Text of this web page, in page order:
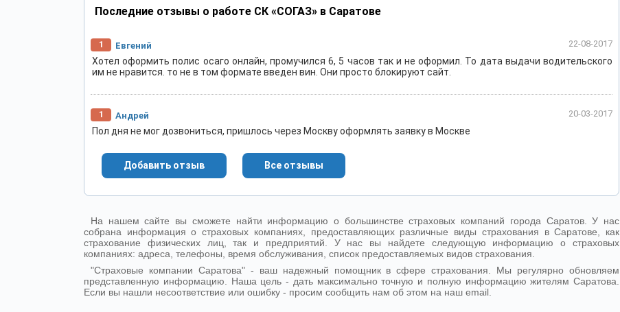
Последние отзывы о работе СК «СОГАЗ» в Саратове
1 Евгений 22-08-2017
Хотел оформить полис осаго онлайн, промучился 6, 5 часов так и не оформил. То дата выдачи водительского
им не нравится. то не в том формате введен вин. Они просто блокируют сайт.
1 Андрей 20-03-2017
Пол дня не мог дозвониться, пришлось через Москву оформлять заявку в Москве
Добавить отзыв Все отзывы
На нашем сайте вы сможете найти информацию о большинстве страховых компаний города Саратов. У нас
собрана информация о страховых компаниях, предоставляющих различные виды страхования в Саратове, как
страхование физических лиц, так и предприятий. У нас вы найдете следующую информацию о страховых
компаниях: адреса, телефоны, время обслуживания, список предоставляемых видов страхования.
"Страховые компании Саратова" - ваш надежный помощник в сфере страхования. Мы регулярно обновляем
представленную информацию. Наша цель - дать максимально точную и полную информацию жителям Саратова.
Если вы нашли несоответствие или ошибку - просим сообщить нам об этом на наш email.